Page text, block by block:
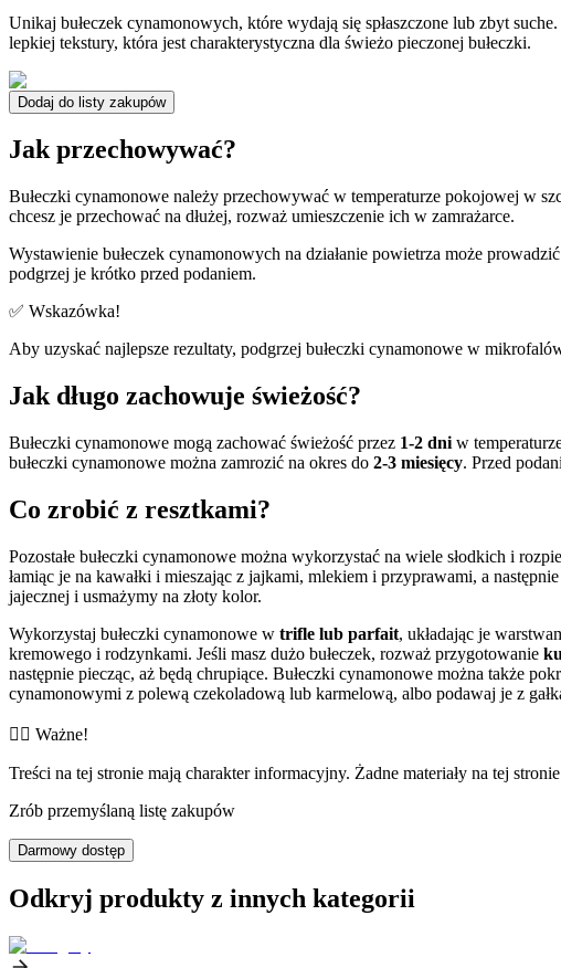
Unikaj bułeczek cynamonowych, które wydają się spłaszczone lub zbyt suche.
lepkiej tekstury, która jest charakterystyczna dla świeżo pieczonej bułeczki.
Dodaj do listy zakupów
Jak przechowywać?
Bułeczki cynamonowe należy przechowywać w temperaturze pokojowej w
chcesz je przechować na dłużej, rozważ umieszczenie ich w zamrażarce.
Wystawienie bułeczek cynamonowych na działanie powietrza może
podgrzej je krótko przed podaniem.
✅ Wskazówka!
Aby uzyskać najlepsze rezultaty, podgrzej bułeczki cynamonowe w
Jak długo zachowuje świeżość?
Bułeczki cynamonowe mogą zachować świeżość przez 1-2 dni w
bułeczki cynamonowe można zamrozić na okres do 2-3 miesięcy. Przed
Co zrobić z resztkami?
Pozostałe bułeczki cynamonowe można wykorzystać na wiele słodkich i
łamiąc je na kawałki i mieszając z jajkami, mlekiem i przyprawami, a
jajecznej i usmażymy na złoty kolor.
Wykorzystaj bułeczki cynamonowe w trifle lub parfait, układając je
kremowego i rodzynkami. Jeśli masz dużo bułeczek, rozważ przygotowanie
następnie piecząc, aż będą chrupiące. Bułeczki cynamonowe można także
cynamonowymi z polewą czekoladową lub karmelową, albo podawaj je z
👨‍⚕️️ Ważne!
Treści na tej stronie mają charakter informacyjny. Żadne materiały na tej
Zrób przemyślaną listę zakupów
Darmowy dostęp
Odkryj produkty z innych kategorii